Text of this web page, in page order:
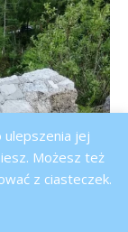
ulepszenia jej
Możesz też
z ciasteczek.